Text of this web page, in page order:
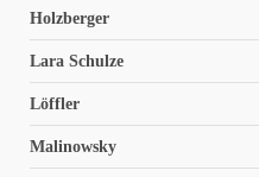
Holzberger
Lara Schulze
Löffler
Malinowsky